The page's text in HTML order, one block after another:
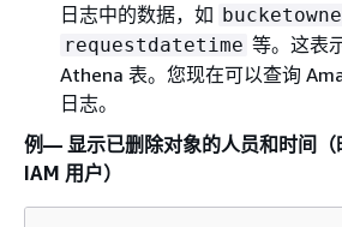
日志中的数据，如
requestdatetime 等。这表
Athena 表。您现在可以查询
日志。
例— 显示已删除对象的人员和时间（
IAM 用户）